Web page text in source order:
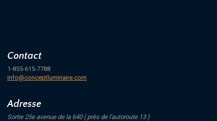
Contact
1-855-615-7788
info@conceptluminaire.com
Adresse
Sortie 25e avenue de la 640 ( près de l'autoroute 13 )